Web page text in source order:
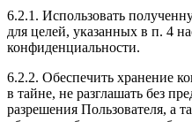
6.2.1. Использовать
для целей, указанных в п. 4
конфиденциальности.
6.2.2. Обеспечить хранение
в тайне, не разглашать без
разрешения Пользователя, а